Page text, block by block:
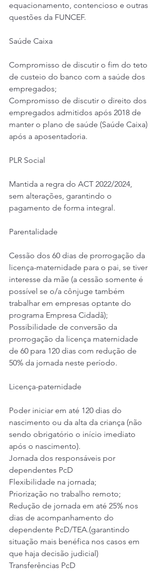
equacionamento, contencioso e outras
questões da FUNCEF.
Saúde Caixa
Compromisso de discutir o fim do teto
de custeio do banco com a saúde dos
empregados;
Compromisso de discutir o direito dos
empregados admitidos após 2018 de
manter o plano de saúde (Saúde Caixa)
após a aposentadoria.
PLR Social
Mantida a regra do ACT 2022/2024,
sem alterações, garantindo o
pagamento de forma integral.
Parentalidade
Cessão dos 60 dias de prorrogação da
licença-maternidade para o pai, se tiver
interesse da mãe (a cessão somente é
possível se o/a cônjuge também
trabalhar em empresas optante do
programa Empresa Cidadã);
Possibilidade de conversão da
prorrogação da licença maternidade
de 60 para 120 dias com redução de
50% da jornada neste período.
Licença-paternidade
Poder iniciar em até 120 dias do
nascimento ou da alta da criança (não
sendo obrigatório o início imediato
após o nascimento).
Jornada dos responsáveis por
dependentes PcD
Flexibilidade na jornada;
Priorização no trabalho remoto;
Redução de jornada em até 25% nos
dias de acompanhamento do
dependente PcD/TEA.(garantindo
situação mais benéfica nos casos em
que haja decisão judicial)
Transferências PcD